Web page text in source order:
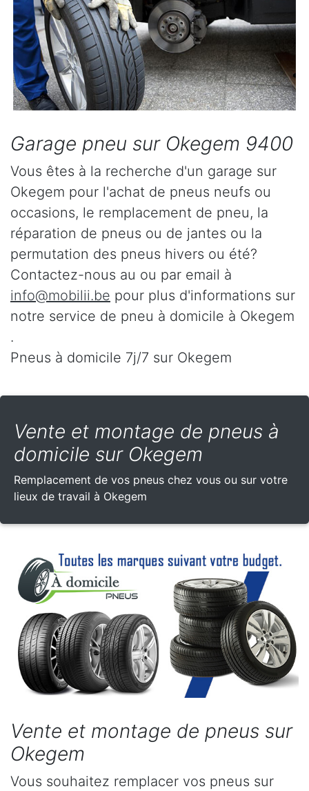
Garage pneu sur Okegem 9400
Vous êtes à la recherche d'un garage sur
Okegem pour l'achat de pneus neufs ou
occasions, le remplacement de pneu, la
réparation de pneus ou de jantes ou la
permutation des pneus hivers ou été?
Contactez-nous au ou par email à
info@mobilii.be pour plus d'informations sur
notre service de pneu à domicile à Okegem
.
Pneus à domicile 7j/7 sur Okegem
Vente et montage de pneus à
domicile sur Okegem
Remplacement de vos pneus chez vous ou sur votre
lieux de travail à Okegem
Vente et montage de pneus sur
Okegem
Vous souhaitez remplacer vos pneus sur